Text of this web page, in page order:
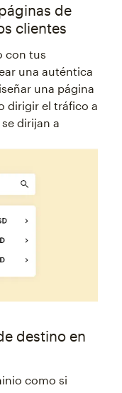
de
clientes
con tus
una auténtica
una página
dirigir el tráfico a
dirijan a
destino en
como si